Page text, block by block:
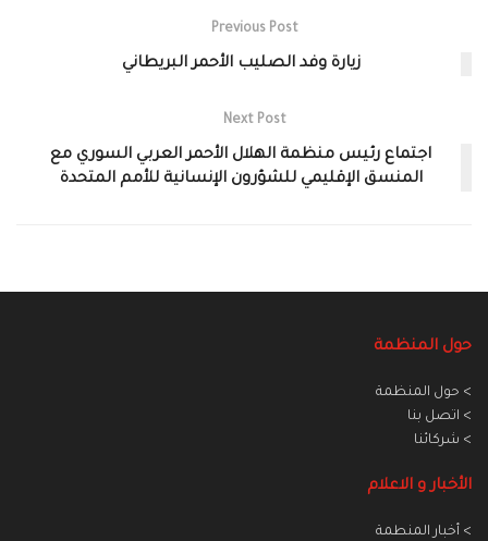
Previous Post
زيارة وفد الصليب الأحمر البريطاني
Next Post
اجتماع رئيس منظمة الهلال الأحمر العربي السوري مع
المنسق الإقليمي للشؤرون الإنسانية للأمم المتحدة
حول المنظمة
> حول المنظمة
> اتصل بنا
> شركائنا
الأخبار و الاعلام
> أخبار المنطمة